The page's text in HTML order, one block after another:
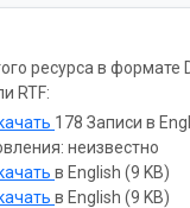
ресурса в формате
RTF:
178 Записи в
неизвестно
в English (9 KB)
в English (9 KB)